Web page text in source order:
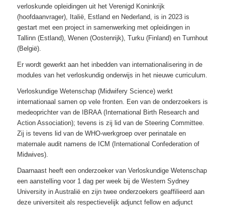
verloskunde opleidingen uit het Verenigd Koninkrijk
(hoofdaanvrager), Italië, Estland en Nederland, is in 2023 is
gestart met een project in samenwerking met opleidingen in
Tallinn (Estland), Wenen (Oostenrijk), Turku (Finland) en Turnhout
(België).
Er wordt gewerkt aan het inbedden van internationalisering in de
modules van het verloskundig onderwijs in het nieuwe curriculum.
Verloskundige Wetenschap (Midwifery Science) werkt
internationaal samen op vele fronten. Een van de onderzoekers is
medeoprichter van de IBRAA (International Birth Research and
Action Association); tevens is zij lid van de Steering Committee.
Zij is tevens lid van de WHO-werkgroep over perinatale en
maternale audit namens de ICM (International Confederation of
Midwives).
Daarnaast heeft een onderzoeker van Verloskundige Wetenschap
een aanstelling voor 1 dag per week bij de Western Sydney
University in Australië en zijn twee onderzoekers geaffilieerd aan
deze universiteit als respectievelijk adjunct fellow en adjunct